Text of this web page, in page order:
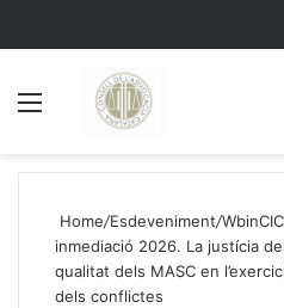
Home/Esdeveniment/
inmediació 2026. La justícia del
qualitat dels MASC en
dels conflictes